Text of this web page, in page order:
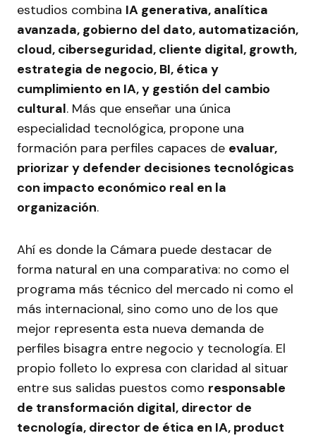
estudios combina IA generativa, analítica
avanzada, gobierno del dato, automatización,
cloud, ciberseguridad, cliente digital, growth,
estrategia de negocio, BI, ética y
cumplimiento en IA, y gestión del cambio
cultural. Más que enseñar una única
especialidad tecnológica, propone una
formación para perfiles capaces de evaluar,
priorizar y defender decisiones tecnológicas
con impacto económico real en la
organización.
Ahí es donde la Cámara puede destacar de
forma natural en una comparativa: no como el
programa más técnico del mercado ni como el
más internacional, sino como uno de los que
mejor representa esta nueva demanda de
perfiles bisagra entre negocio y tecnología. El
propio folleto lo expresa con claridad al situar
entre sus salidas puestos como responsable
de transformación digital, director de
tecnología, director de ética en IA, product